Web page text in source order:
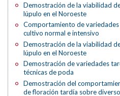
Demostración de la viabilidad
lúpulo en el Noroeste
Comportamiento de
cultivo normal e intensivo
Demostración de la viabilidad
lúpulo en el Noroeste
Demostración de variedades
técnicas de poda
Demostración del
de floración tardía sobre